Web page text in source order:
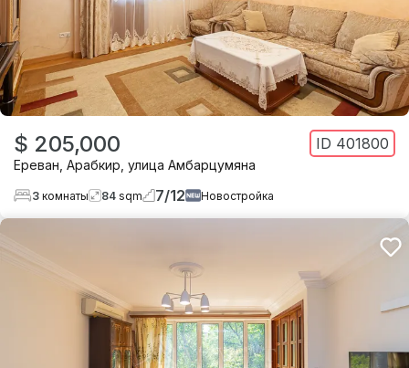
$ 205,000 ID 401800
Ереван Арабкир улица Амбарцумяна
3 комнаты 84 sqm 7/12 Новостройка